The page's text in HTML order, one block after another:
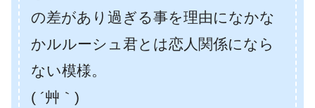
の差があり過ぎる事を理由になかな
かルルーシュ君とは恋人関係になら
ない模様。
( ´艸｀)